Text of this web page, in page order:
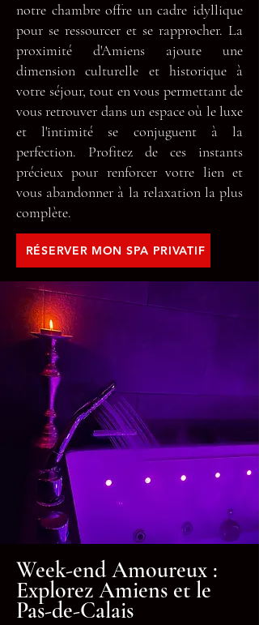
notre chambre offre un cadre idyllique
pour se ressourcer et se rapprocher. La
proximité d'Amiens ajoute une
dimension culturelle et historique à
votre séjour, tout en vous permettant de
vous retrouver dans un espace où le luxe
et l'intimité se conjuguent à la
perfection. Profitez de ces instants
précieux pour renforcer votre lien et
vous abandonner à la relaxation la plus
complète.
RÉSERVER MON SPA PRIVATIF
Week-end Amoureux :
Explorez Amiens et le
Pas-de-Calais